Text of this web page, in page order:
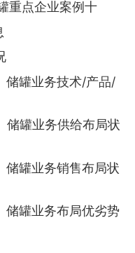
重点企业案例十
储罐业务技术/产品/
储罐业务供给布局状
储罐业务销售布局状
储罐业务布局优劣势